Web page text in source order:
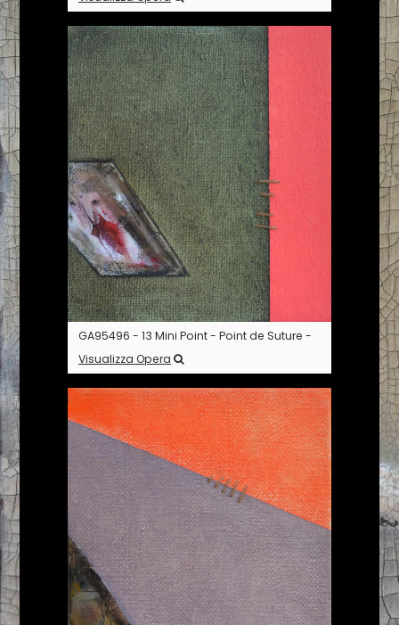
GA95496 - 13 Mini Point - Point de Suture -
Visualizza Opera